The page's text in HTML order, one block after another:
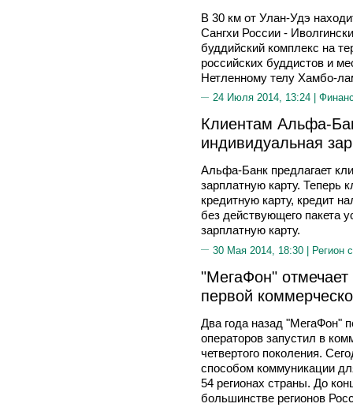
В 30 км от Улан-Удэ
Сангхи России -
буддийский комплекс на
российских буддистов и
Нетленному телу Хамбо-
24 Июля 2014, 13:24 |
Клиентам Альфа-
индивидуальная
Альфа-Банк предлагает
зарплатную карту.
кредитную карту, кредит
без действующего пакета
зарплатную карту.
30 Мая 2014, 18:30 | Регион
"МегаФон" отмечает
первой
Два года назад "МегаФон"
операторов запустил в
четвертого поколения.
способом коммуникации
54 регионах страны. До
большинстве регионов